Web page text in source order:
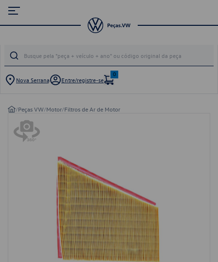
Nova Serrana Entre/registre-se
0
/Peças VW/Motor/Filtros de Ar de Motor